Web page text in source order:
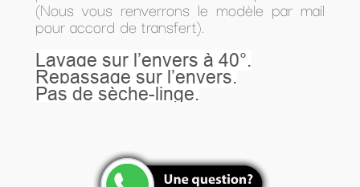
(Nous vous renverrons le modèle par mail
pour accord de transfert).
Lavage sur l’envers à 40°.
Repassage sur l’envers.
Pas de sèche-linge.